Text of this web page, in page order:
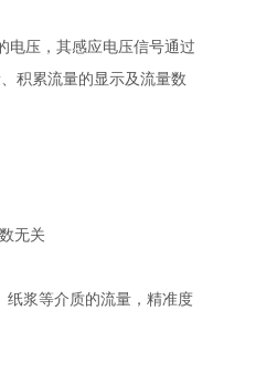
电压，其感应电压信号通过
积累流量的显示及流量数
无关
纸浆等介质的流量，精准度